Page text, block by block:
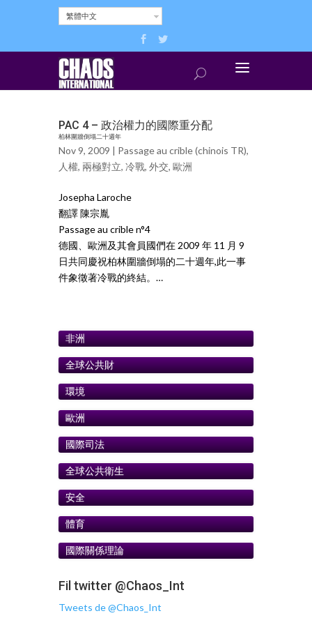
繁體中文
PAC 4 – 政治權力的國際重分配
柏林圍牆倒塌二十週年
Nov 9, 2009 | Passage au crible (chinois TR),
人權, 兩極對立, 冷戰, 外交, 歐洲
Josepha Laroche
翻譯 陳宗胤
Passage au crible n°4
德國、歐洲及其會員國們在 2009 年 11 月 9
日共同慶祝柏林圍牆倒塌的二十週年,此一事
件象徵著冷戰的終結。…
非洲
全球公共財
環境
歐洲
國際司法
全球公共衛生
安全
體育
國際關係理論
Fil twitter @Chaos_Int
Tweets de @Chaos_Int